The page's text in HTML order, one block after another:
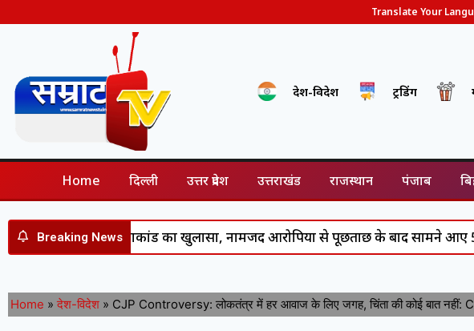
Translate Your
देश-विदेश ट्रेंडिंग
Home दिल्ली उत्तर प्रदेश उत्तराखंड राजस्थान पंजाब
Breaking News
हत्याकांड का खुलासा, नामजद आरोपियों से पूछताछ के बाद सामने आए 5 नए नाम
Home » देश-विदेश » CJP Controversy: लोकतंत्र में हर आवाज के लिए जगह, चिंता की कोई बात नहीं: